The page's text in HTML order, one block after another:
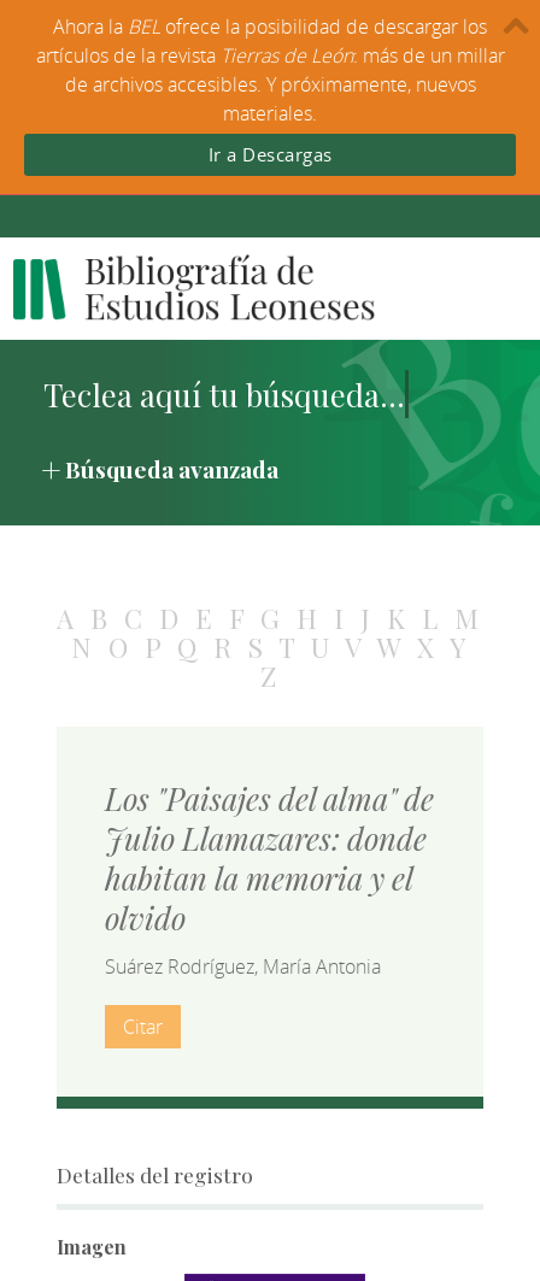
Búsqueda avanzada
A B C D E F G H I J K L M
N O P Q R S T U V W X Y
Z
Los "Paisajes del alma" de
Julio Llamazares: donde
habitan la memoria y el
olvido
Suárez Rodríguez, María Antonia
Citar
Detalles del registro
Imagen
Ahora la BEL ofrece la posibilidad de descargar los
artículos de la revista Tierras de León: más de un millar
de archivos accesibles. Y próximamente, nuevos
materiales.
Ir a Descargas